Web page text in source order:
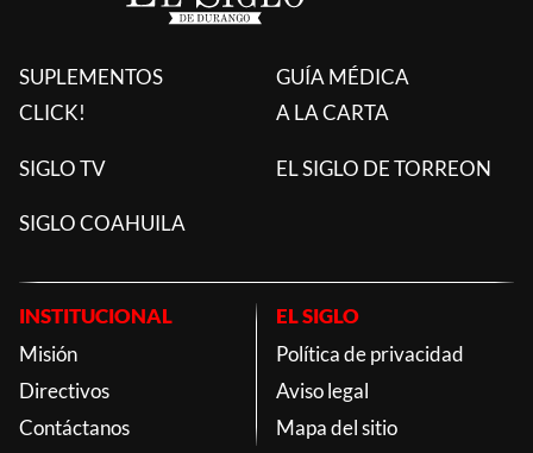
SUPLEMENTOS
CLICK!
GUÍA MÉDICA
A LA CARTA
SIGLO TV EL SIGLO DE TORREON
SIGLO COAHUILA
INSTITUCIONAL
Misión
Directivos
Contáctanos
EL SIGLO
Política de privacidad
Aviso legal
Mapa del sitio